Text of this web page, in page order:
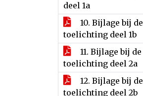
deel 1a
10. Bijlage bij de
toelichting deel 1b
11. Bijlage bij de
toelichting deel 2a
12. Bijlage bij de
toelichting deel 2b